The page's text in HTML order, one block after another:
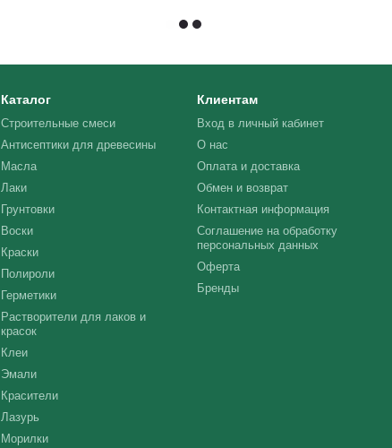
Каталог
Строительные смеси
Антисептики для древесины
Масла
Лаки
Грунтовки
Воски
Краски
Полироли
Герметики
Растворители для лаков и
красок
Клеи
Эмали
Красители
Лазурь
Морилки
Клиентам
Вход в личный кабинет
О нас
Оплата и доставка
Обмен и возврат
Контактная информация
Соглашение на обработку
персональных данных
Оферта
Бренды